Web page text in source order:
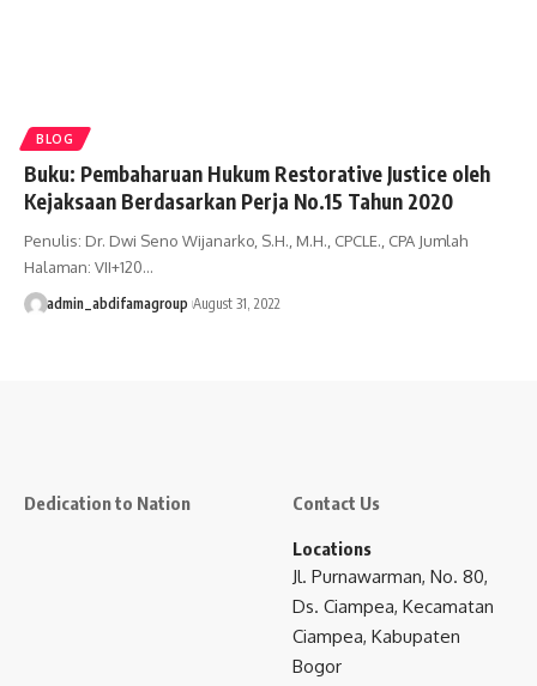
BLOG
Buku: Pembaharuan Hukum Restorative Justice oleh
Kejaksaan Berdasarkan Perja No.15 Tahun 2020
Penulis: Dr. Dwi Seno Wijanarko, S.H., M.H., CPCLE., CPA Jumlah
Halaman: VII+120…
admin_abdifamagroup August 31, 2022
Dedication to Nation Contact Us
Locations
Jl. Purnawarman, No. 80,
Ds. Ciampea, Kecamatan
Ciampea, Kabupaten
Bogor